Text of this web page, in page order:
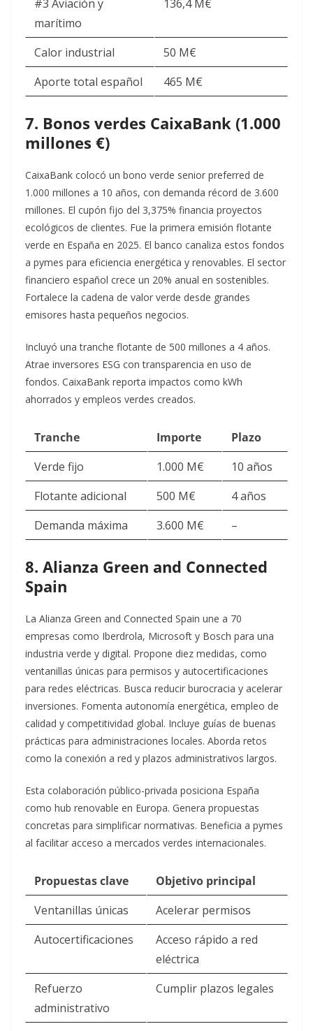
#3 Aviación y
marítimo
136,4 M€
Calor industrial
50 M€
Aporte total español
465 M€ ​
7. Bonos verdes CaixaBank (1.000
millones €)
CaixaBank colocó un bono verde senior preferred de
1.000 millones a 10 años, con demanda récord de 3.600
millones. El cupón fijo del 3,375% financia proyectos
ecológicos de clientes. Fue la primera emisión flotante
verde en España en 2025.​ El banco canaliza estos fondos
a pymes para eficiencia energética y renovables. El sector
financiero español crece un 20% anual en sostenibles.
Fortalece la cadena de valor verde desde grandes
emisores hasta pequeños negocios.​
Incluyó una tranche flotante de 500 millones a 4 años.
Atrae inversores ESG con transparencia en uso de
fondos. CaixaBank reporta impactos como kWh
ahorrados y empleos verdes creados.​
Tranche Importe
Plazo
Verde fijo
1.000 M€ ​
10 años
Flotante adicional
500 M€
4 años
Demanda máxima
3.600 M€ –
8. Alianza Green and Connected
Spain
La Alianza Green and Connected Spain une a 70
empresas como Iberdrola, Microsoft y Bosch para una
industria verde y digital. Propone diez medidas, como
ventanillas únicas para permisos y autocertificaciones
para redes eléctricas. Busca reducir burocracia y acelerar
inversiones.​ Fomenta autonomía energética, empleo de
calidad y competitividad global. Incluye guías de buenas
prácticas para administraciones locales. Aborda retos
como la conexión a red y plazos administrativos largos.​
Esta colaboración público-privada posiciona España
como hub renovable en Europa. Genera propuestas
concretas para simplificar normativas. Beneficia a pymes
al facilitar acceso a mercados verdes internacionales.​
Propuestas clave
Objetivo principal
Ventanillas únicas
Acelerar permisos ​
Autocertificaciones
Acceso rápido a red
eléctrica
Refuerzo
administrativo
Cumplir plazos legales